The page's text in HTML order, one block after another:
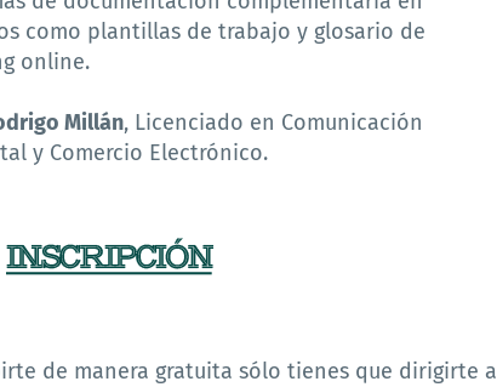
como plantillas de trabajo y glosario de
online.
Millán, Licenciado en Comunicación
y Comercio Electrónico.
de manera gratuita sólo tienes que dirigirte a